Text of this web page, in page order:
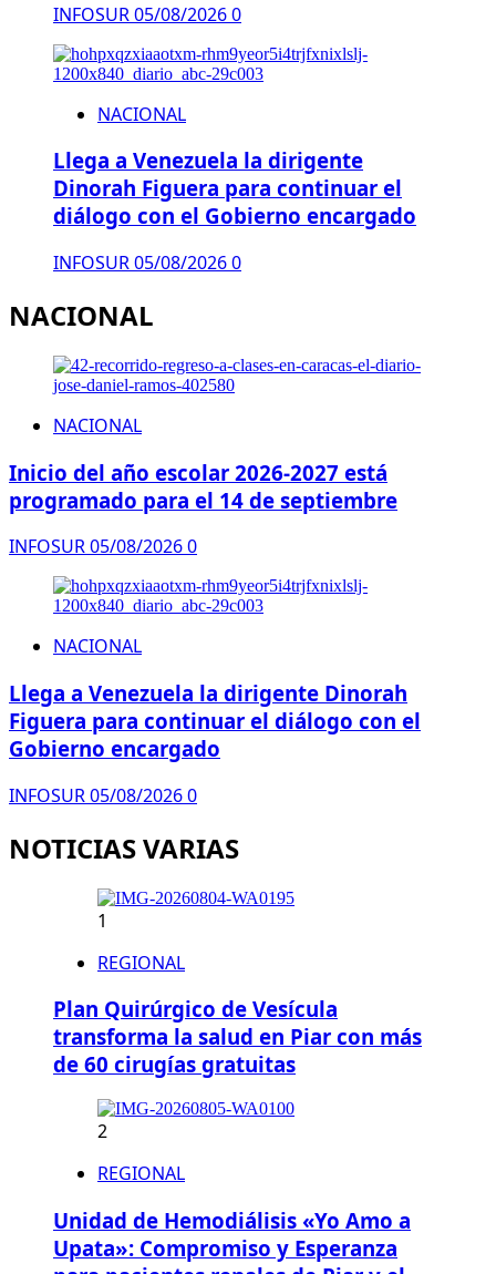
INFOSUR05/08/20260
NACIONAL
Llega a Venezuela la dirigente
Dinorah Figuera para continuar el
diálogo con el Gobierno encargado
INFOSUR05/08/20260
NACIONAL
NACIONAL
Inicio del año escolar 2026-2027 está
programado para el 14 de septiembre
INFOSUR05/08/20260
NACIONAL
Llega a Venezuela la dirigente Dinorah
Figuera para continuar el diálogo con el
Gobierno encargado
INFOSUR05/08/20260
NOTICIAS VARIAS
1
REGIONAL
Plan Quirúrgico de Vesícula
transforma la salud en Piar con más
de 60 cirugías gratuitas
2
REGIONAL
Unidad de Hemodiálisis «Yo Amo a
Upata»: Compromiso y Esperanza